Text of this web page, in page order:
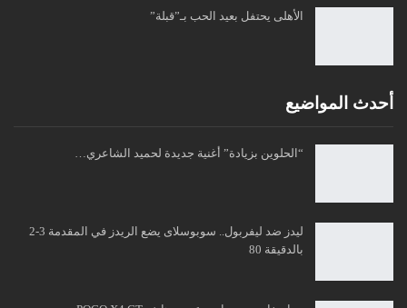
الأهلى يحتفل بعيد الحب بـ”قبلة”
أحدث المواضيع
“الحلوين بزيادة” أغنية جديدة لحميد الشاعري…
ليدز ضد ليفربول.. سوبوسلاى يضع الريدز في المقدمة 3-2
بالدقيقة 80